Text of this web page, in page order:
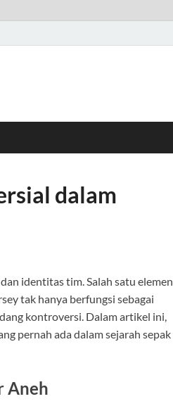
dalam
identitas tim. Salah satu elemen
tak hanya berfungsi sebagai
kontroversi. Dalam artikel ini,
pernah ada dalam sejarah sepak
Aneh